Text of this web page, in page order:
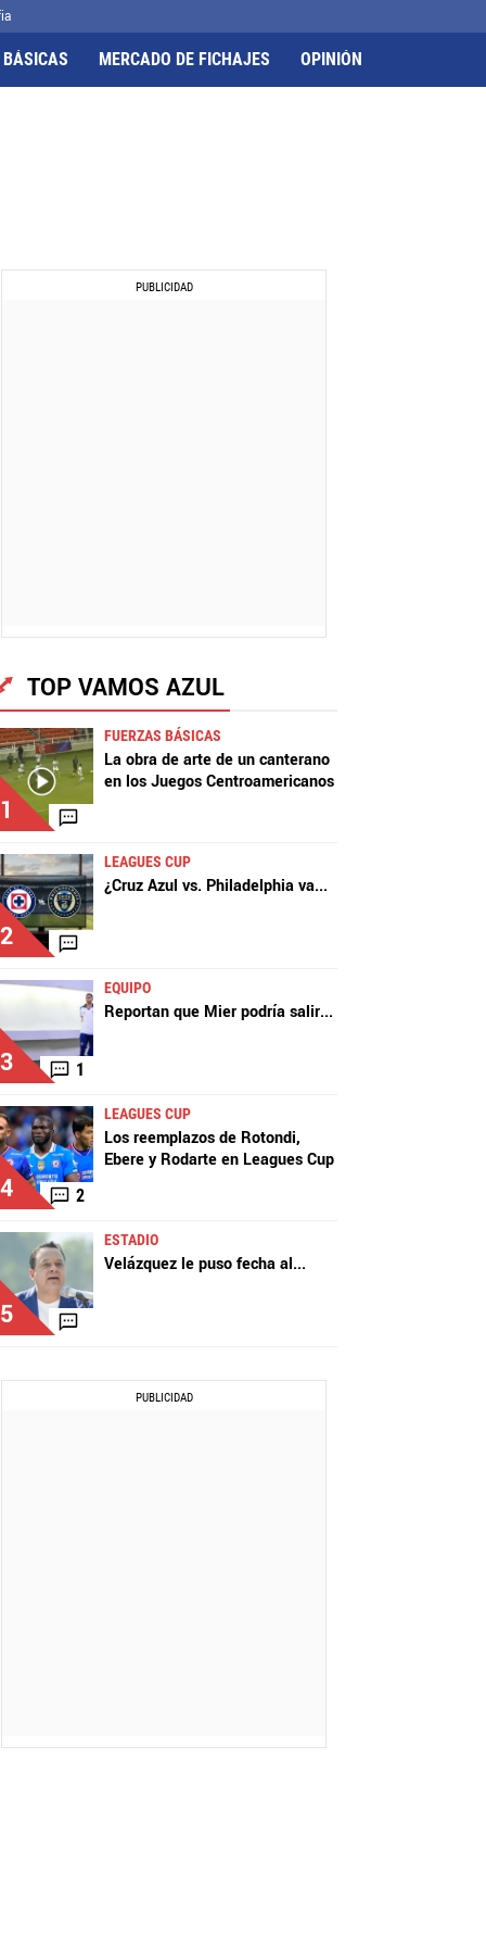
MERCADO DE FICHAJES OPINIÓN
TOP VAMOS AZUL
1
FUERZAS BÁSICAS
La obra de arte de un canterano
en los Juegos Centroamericanos
2
LEAGUES CUP
¿Cruz Azul vs. Philadelphia va...
3 1
EQUIPO
Reportan que Mier podría salir...
4 2
LEAGUES CUP
Los reemplazos de Rotondi,
Ebere y Rodarte en Leagues Cup
5
ESTADIO
Velázquez le puso fecha al...